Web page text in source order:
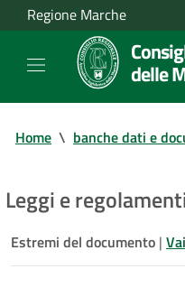
Regione Marche
delle
Home \ banche dati e
Leggi e
Estremi del documento |